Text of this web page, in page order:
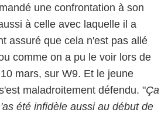
une confrontation à son
à celle avec laquelle il a
assuré que cela n'est pas allé
comme on a pu le voir lors de
mars, sur W9. Et le jeune
maladroitement défendu. "Ça
été infidèle aussi au début de